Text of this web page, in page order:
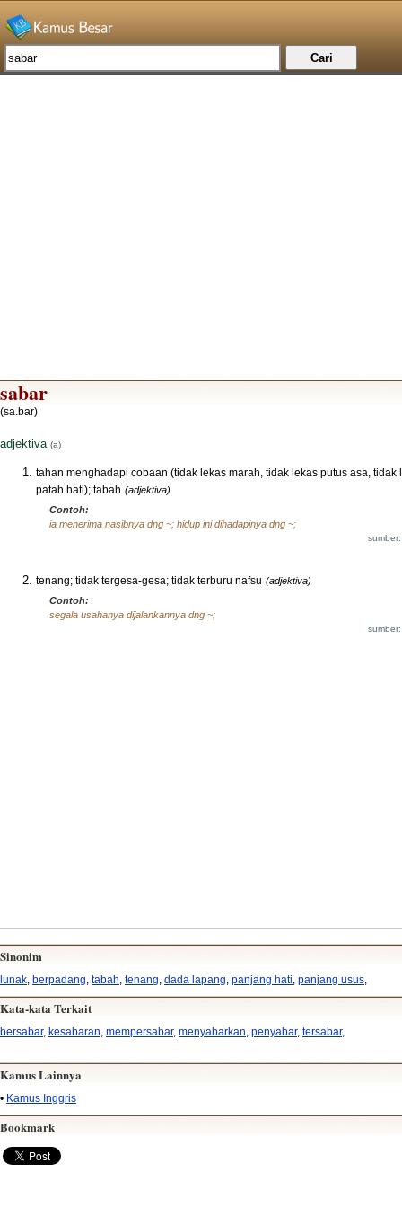
sabar
(sa.bar)
adjektiva (a)
tahan menghadapi cobaan (tidak lekas marah, tidak lekas putus asa, tidak
patah hati); tabah (adjektiva)
Contoh:
ia menerima nasibnya dng ~; hidup ini dihadapinya dng ~;
tenang; tidak tergesa-gesa; tidak terburu nafsu (adjektiva)
Contoh:
segala usahanya dijalankannya dng ~;
Sinonim
lunak berpadang tabah tenang dada lapang panjang hati panjang usus
Kata-kata Terkait
bersabar, kesabaran, mempersabar, menyabarkan, penyabar, tersabar,
Kamus Lainnya
• Kamus Inggris
Bookmark